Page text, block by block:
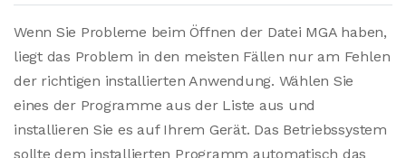
Wenn Sie Probleme beim Öffnen der Datei MGA haben,
liegt das Problem in den meisten Fällen nur am Fehlen
der richtigen installierten Anwendung. Wählen Sie
eines der Programme aus der Liste aus und
installieren Sie es auf Ihrem Gerät. Das Betriebssystem
sollte dem installierten Programm automatisch das